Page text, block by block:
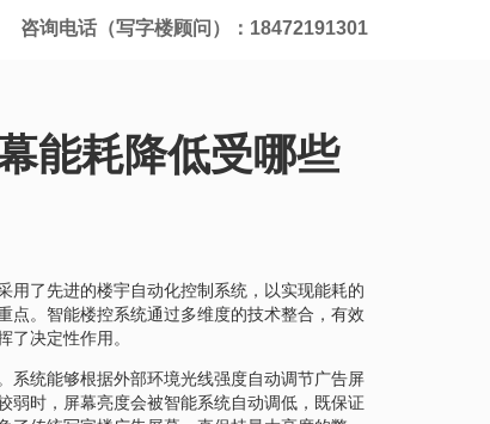
咨询电话（写字楼顾问）：18472191301
能耗降低受哪些
用了先进的楼宇自动化控制系统，以实现能耗的
点。智能楼控系统通过多维度的技术整合，有效
了决定性作用。
系统能够根据外部环境光线强度自动调节广告屏
弱时，屏幕亮度会被智能系统自动调低，既保证